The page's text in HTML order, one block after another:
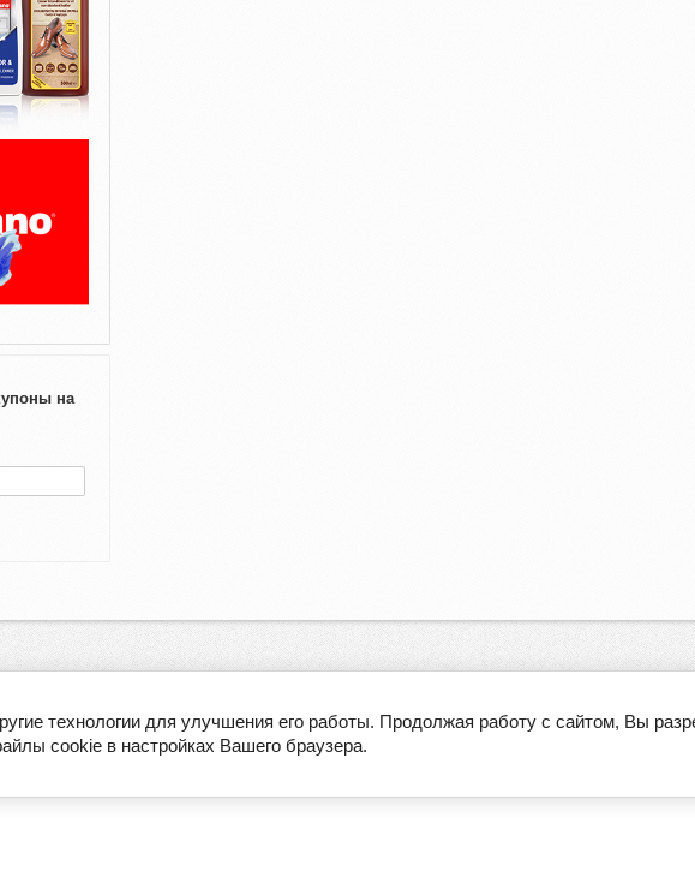
на
О компании Производители
технологии для улучшения его работы. Продолжая работу с сайтом, Вы
cookie в настройках Вашего браузера.